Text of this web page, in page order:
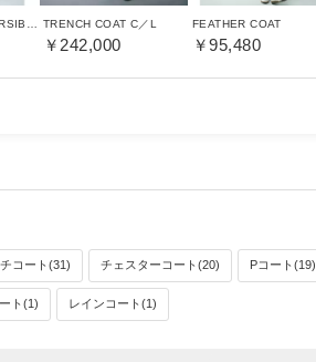
TRENCH COAT C／L
￥242,000
FEATHER COAT
￥95,480
チコート(31) チェスターコート(20) Pコート(19)
ト(1) レインコート(1)